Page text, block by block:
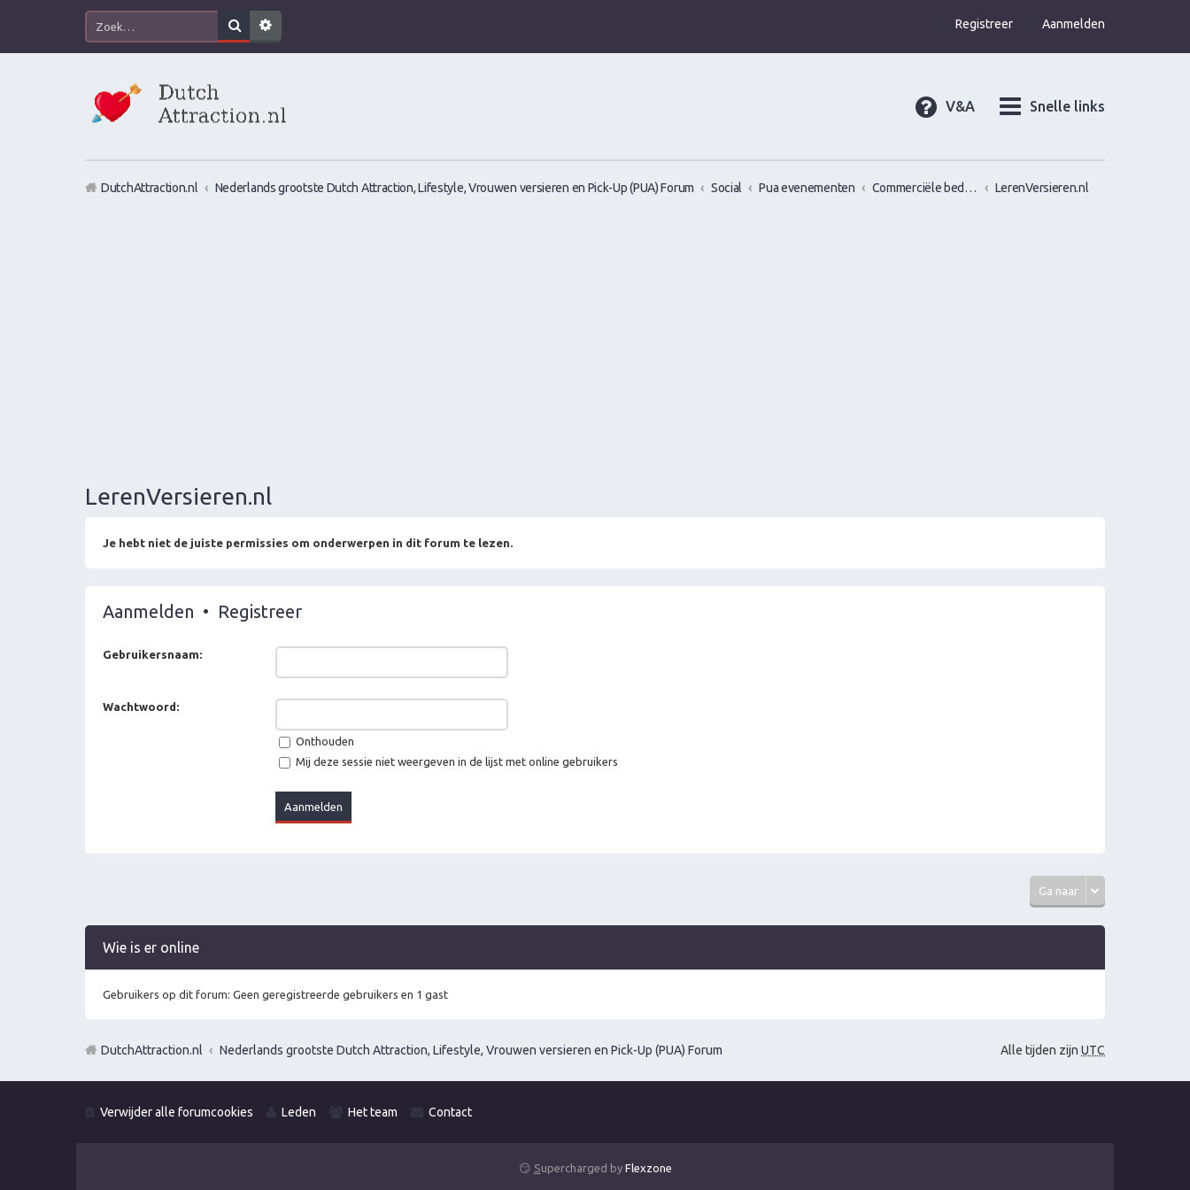
Aanmelden
Registreer
Snelle links
V&A
DutchAttraction.nl Nederlands grootste Dutch Attraction, Lifestyle, Vrouwen versieren en Pick-Up (PUA) Forum Social Pua evenementen Commerciële bedrijven / Reviews van versier workshops en pick up bootcamps LerenVersieren.nl
LerenVersieren.nl
Je hebt niet de juiste permissies om onderwerpen in dit forum te lezen.
Aanmelden • Registreer
Gebruikersnaam:
Wachtwoord:
Onthouden
Mij deze sessie niet weergeven in de lijst met online gebruikers
Ga naar
Wie is er online
Gebruikers op dit forum: Geen geregistreerde gebruikers en 1 gast
Alle tijden zijn UTC
DutchAttraction.nl Nederlands grootste Dutch Attraction, Lifestyle, Vrouwen versieren en Pick-Up (PUA) Forum
Verwijder alle forumcookies Leden Het team Contact
😏 Supercharged by Flexzone